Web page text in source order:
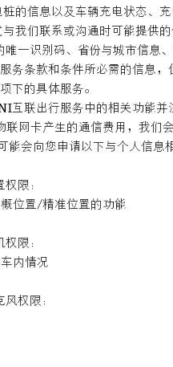
的信息以及车辆充电状态、
我们联系或沟通时可能提供
一识别码、省份与城市信息
务条款和条件所必需的信息
下的具体服务。
互联出行服务中的相关功能
联网卡产生的通信费用，我
能会向您申请以下与个人信息
限：
位置/精准位置的功能
限：
内情况
权限：